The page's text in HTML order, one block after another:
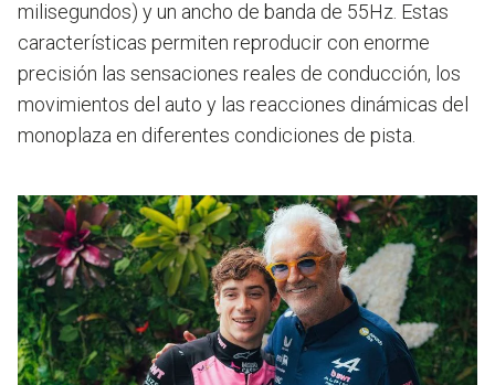
milisegundos) y un ancho de banda de 55Hz. Estas
características permiten reproducir con enorme
precisión las sensaciones reales de conducción, los
movimientos del auto y las reacciones dinámicas del
monoplaza en diferentes condiciones de pista.